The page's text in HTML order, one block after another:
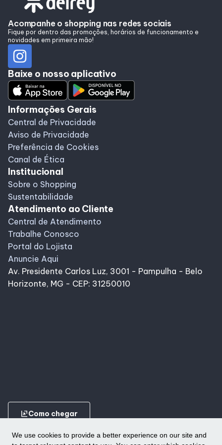
We use cookies to provide a better experience on our site and
Alimentação
Programa de benefícios
Acompanhe o shopping nas redes sociais
Fique por dentro das promoções, horários de funcionamento e
novidades em primeira mão!
Baixe o nosso aplicativo
Informações Gerais
Central de Privacidade
Aviso de Privacidade
Preferência de Cookies
Canal de Ética
Institucional
Sobre o Shopping
Sustentabilidade
Atendimento ao Cliente
Central de Atendimento
Trabalhe Conosco
Portal do Lojista
Anuncie Aqui
Av. Presidente Carlos Luz, 3001 - Pampulha - Belo
Horizonte, MG - CEP: 31250010
ungroupComo chegar